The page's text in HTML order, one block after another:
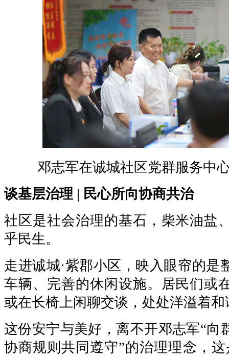
邓志军在诚城社区党群服务中
谈基层治理 | 民心所向协商共治
社区是社会治理的基石，柴米油盐
乎民生。
走进诚城·紫郡小区，映入眼帘的是
车辆、完善的休闲设施。居民们或
或在长椅上闲聊交谈，处处洋溢着
这份安宁与美好，离不开邓志军“向
协商规则共同遵守”的治理理念，